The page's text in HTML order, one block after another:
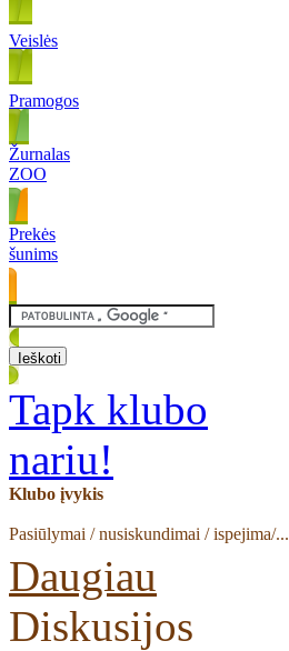
Veislės
Pramogos
Žurnalas
ZOO
Prekės
šunims
Tapk klubo
nariu!
Klubo įvykis
Pasiūlymai / nusiskundimai / ispejima/...
Daugiau
Diskusijos